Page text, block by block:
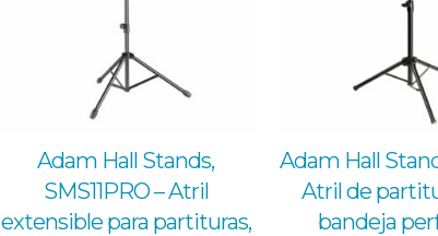
Adam Hall Stands,
SMS11PRO – Atril
extensible para partituras,
Adam Hall
Atril de
bandeja